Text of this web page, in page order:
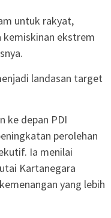
untuk rakyat,
kemiskinan ekstrem
landasan target
ke depan PDI
perolehan
Ia menilai
Kartanegara
yang lebih